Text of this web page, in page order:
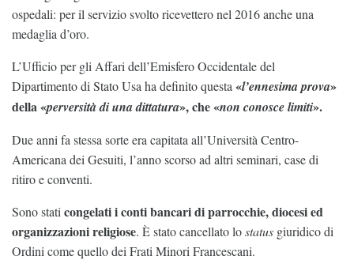
ospedali: per il servizio svolto ricevettero nel 2016 anche una
medaglia d’oro.
L’Ufficio per gli Affari dell’Emisfero Occidentale del
Dipartimento di Stato Usa ha definito questa «l’ennesima prova»
della «perversità di una dittatura», che «non conosce limiti».
Due anni fa stessa sorte era capitata all’Università Centro-
Americana dei Gesuiti, l’anno scorso ad altri seminari, case di
ritiro e conventi.
Sono stati congelati i conti bancari di parrocchie, diocesi ed
organizzazioni religiose. È stato cancellato lostatus giuridico di
Ordini come quello dei Frati Minori Francescani.